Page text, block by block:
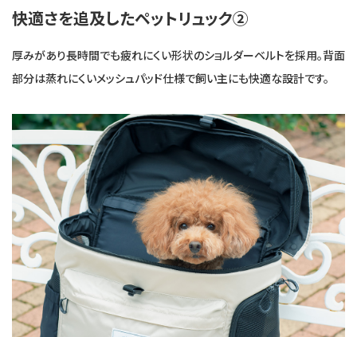
快適さを追及したペットリュック②
厚みがあり長時間でも疲れにくい形状のショルダーベルトを採用。背面
部分は蒸れにくいメッシュパッド仕様で飼い主にも快適な設計です。